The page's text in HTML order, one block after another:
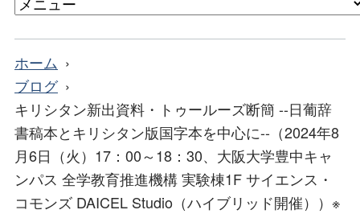
ホーム
ブログ
キリシタン新出資料・トゥールーズ断簡 --日葡辞
書稿本とキリシタン版国字本を中心に--（2024年8
月6日（火）17：00～18：30、大阪大学豊中キャ
ンパス 全学教育推進機構 実験棟1F サイエンス・
コモンズ DAICEL Studio（ハイブリッド開催））※